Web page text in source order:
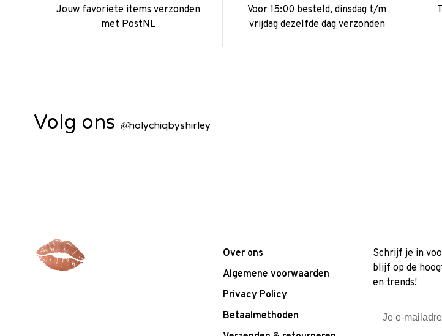
Jouw favoriete items verzonden
met PostNL
Voor 15:00 besteld, dinsdag t/m
vrijdag dezelfde dag verzonden
Volg ons @holychiqbyshirley
Over ons
Algemene voorwaarden
Privacy Policy
Betaalmethoden
Schrijf je in
blijf op de
en trends!